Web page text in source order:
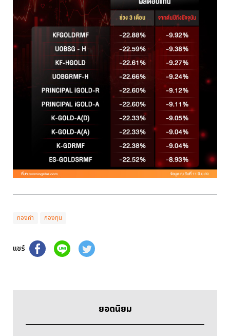
ทองคำ กองทุน
แชร์
ยอดนิยม